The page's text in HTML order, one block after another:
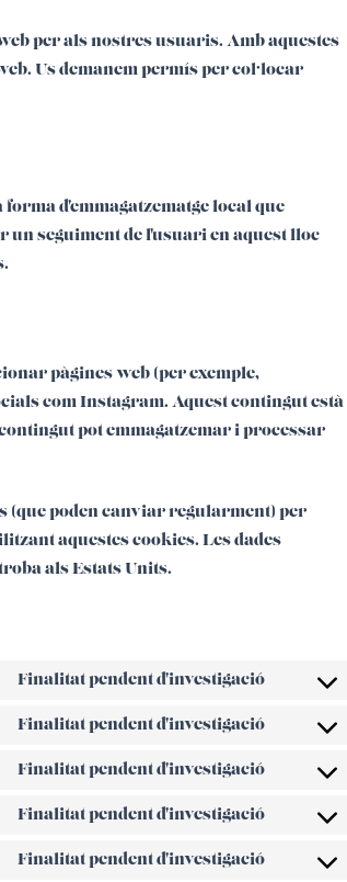
per als nostres usuaris. Amb aquestes
Us demanem permís per col·locar
d'emmagatzematge local que
seguiment de l'usuari en aquest lloc
pàgines web (per exemple,
com Instagram. Aquest contingut està
pot emmagatzemar i processar
(que poden canviar regularment) per
aquestes cookies. Les dades
als Estats Units.
Finalitat pendent d'investigació
Finalitat pendent d'investigació
Finalitat pendent d'investigació
Finalitat pendent d'investigació
Finalitat pendent d'investigació